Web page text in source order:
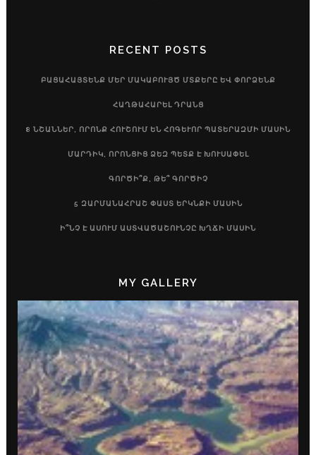
RECENT POSTS
ԲԱՑԱՀԱՅՏԵՆՔ ՄԵՐ ՄԱԿԱԲՈՒՅԾ ՄՏՔԵՐԸ ԵՎ ՓՈՐՁԵՆՔ
ՀԱՂԹԱՀԱՐԵԼ ԴՐԱՆՑ
8 ՆՇԱՆՆԵՐ, ՈՐՈՆՔ ՀՈՒՇՈՒՄ ԵՆ ՀՈԳԵՒՈՐ ՊԱՏԵՐԱԶՄԻ ՄԱՍԻՆ
ՄԱՐԴԻԿ, ՈՐՈՆՑԻՑ ՁԵԶ ՊԵՏՔ Է ԽՈՒՍԱՓԵԼ
ԳՈՐԾԻ՞Ք, ԹԵ՞ ԳՈՐԾԻՉ
5 ԶԱՐՄԱՆԱՀՐԱՇ ՓԱՍՏ ԵՐԿՆՔԻ ՄԱՍԻՆ
Ի՞ՆՉ Է ԱՍՈՒՄ ԱՍՏՎԱԾԱՇՈՒՆՉԸ ԽՂՃԻ ՄԱՍԻՆ
MY GALLERY